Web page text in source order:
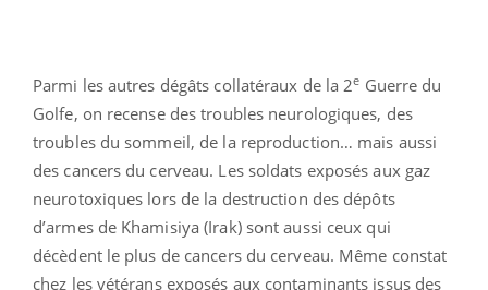
Parmi les autres dégâts collatéraux de la 2e Guerre du
Golfe, on recense des troubles neurologiques, des
troubles du sommeil, de la reproduction… mais aussi
des cancers du cerveau. Les soldats exposés aux gaz
neurotoxiques lors de la destruction des dépôts
d’armes de Khamisiya (Irak) sont aussi ceux qui
décèdent le plus de cancers du cerveau. Même constat
chez les vétérans exposés aux contaminants issus des